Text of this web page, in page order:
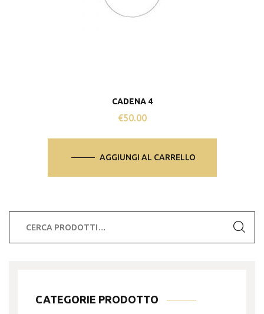
CADENA 4
€50.00
AGGIUNGI AL CARRELLO
CATEGORIE PRODOTTO